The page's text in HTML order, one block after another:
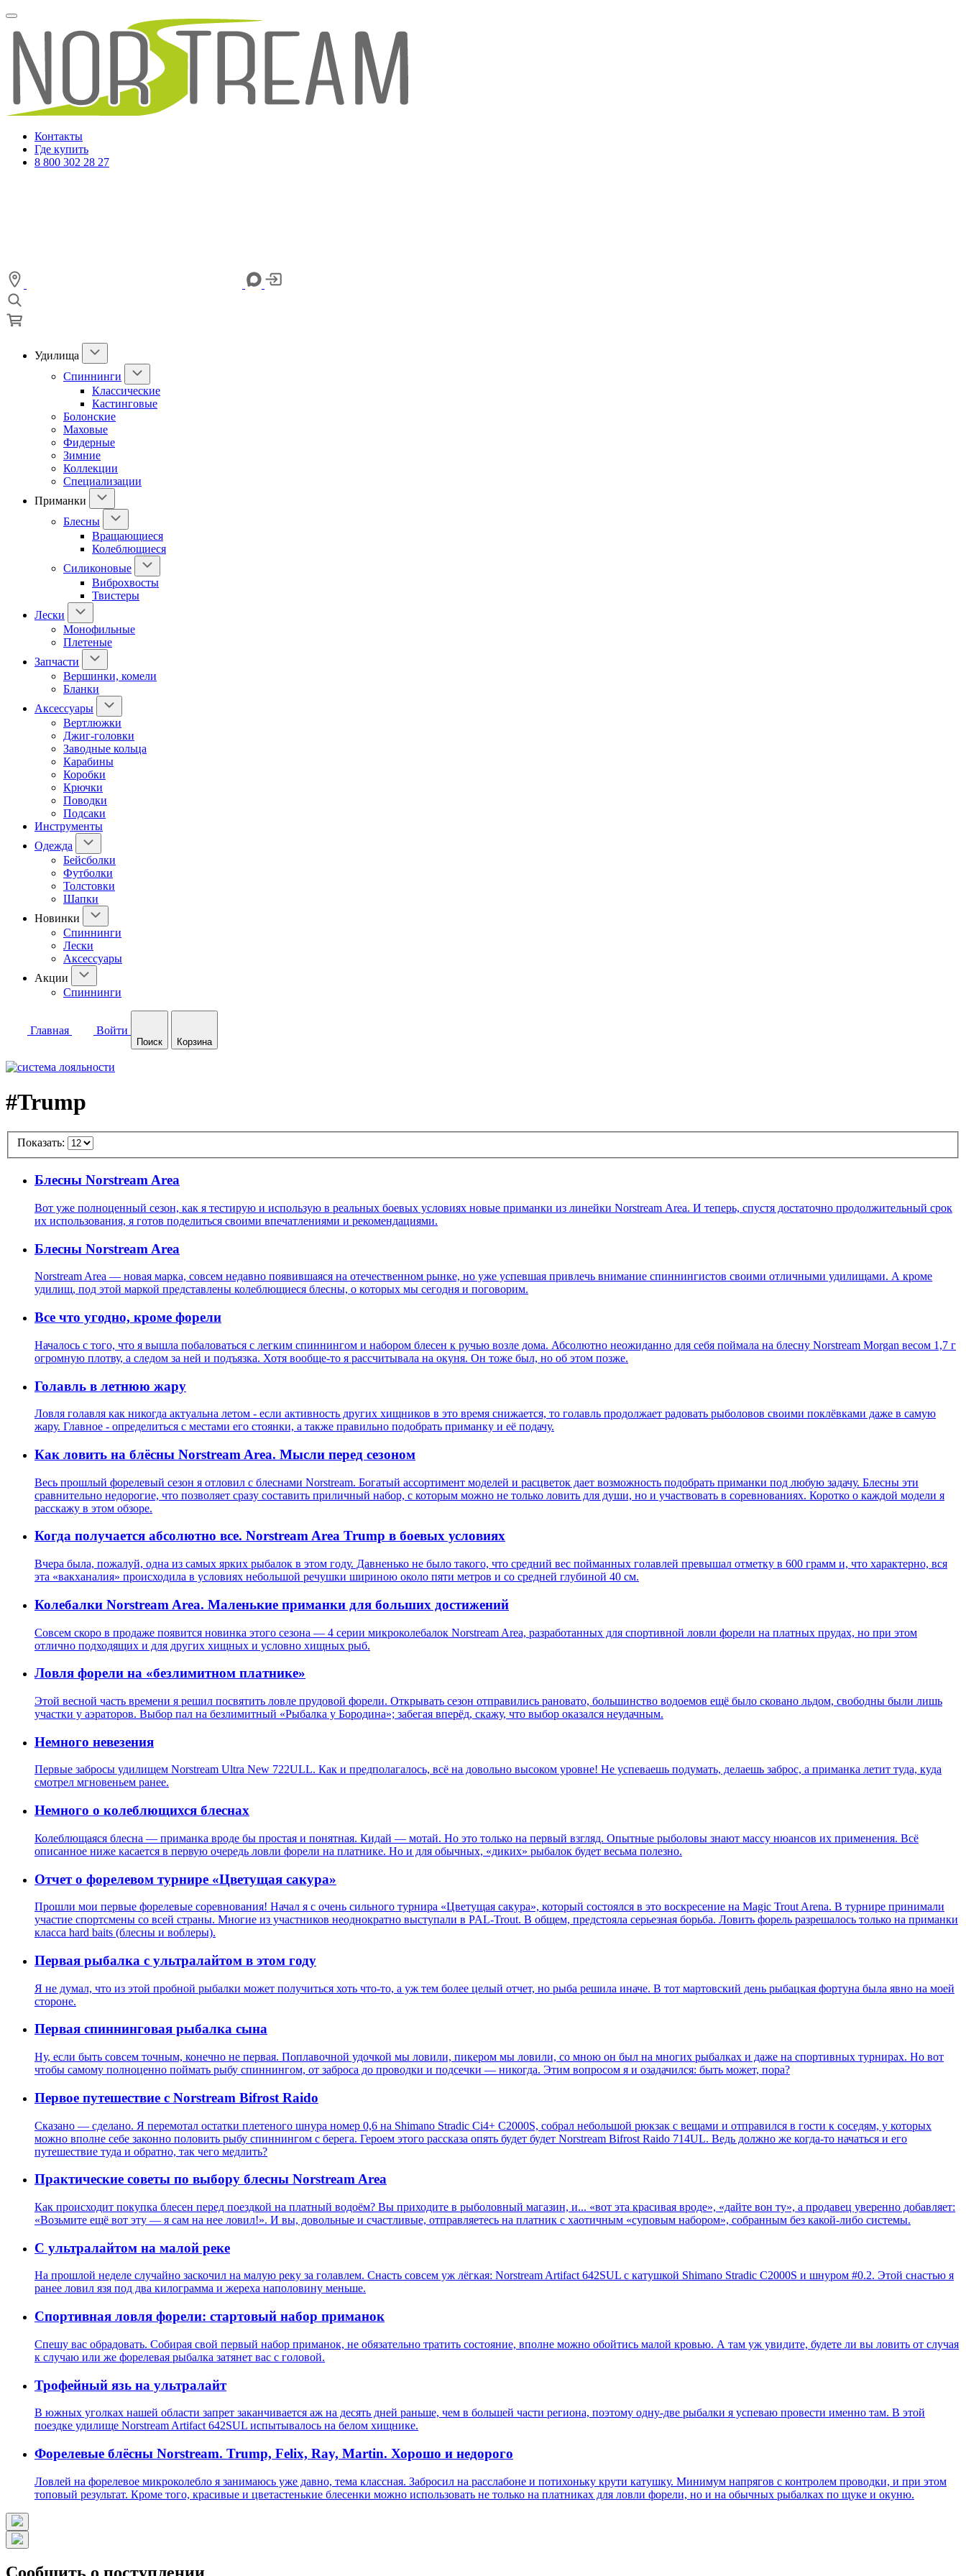
Контакты
Где купить
8 800 302 28 27
Удилища
Спиннинги
Классические
Кастинговые
Болонские
Маховые
Фидерные
Зимние
Коллекции
Специализации
Приманки
Блесны
Вращающиеся
Колеблющиеся
Силиконовые
Виброхвосты
Твистеры
Лески
Монофильные
Плетеные
Запчасти
Вершинки, комели
Бланки
Аксессуары
Вертлюжки
Джиг-головки
Заводные кольца
Карабины
Коробки
Крючки
Поводки
Подсаки
Инструменты
Одежда
Бейсболки
Футболки
Толстовки
Шапки
Новинки
Спиннинги
Лески
Аксессуары
Акции
Спиннинги
Главная Войти
Поиск Корзина
#Trump
Показать:
Блесны Norstream Area
Вот уже полноценный сезон, как я тестирую и использую в реальных боевых условиях новые приманки из линейки Norstream Area. И теперь, спустя достаточно продолжительный срок
их использования, я готов поделиться своими впечатлениями и рекомендациями.
Блесны Norstream Area
Norstream Area — новая марка, совсем недавно появившаяся на отечественном рынке, но уже успевшая привлечь внимание спиннингистов своими отличными удилищами. А кроме
удилищ, под этой маркой представлены колеблющиеся блесны, о которых мы сегодня и поговорим.
Все что угодно, кроме форели
Началось с того, что я вышла побаловаться с легким спиннингом и набором блесен к ручью возле дома. Абсолютно неожиданно для себя поймала на блесну Norstream Morgan весом 1,7 г
огромную плотву, а следом за ней и подъязка. Хотя вообще-то я рассчитывала на окуня. Он тоже был, но об этом позже.
Голавль в летнюю жару
Ловля голавля как никогда актуальна летом - если активность других хищников в это время снижается, то голавль продолжает радовать рыболовов своими поклёвками даже в самую
жару. Главное - определиться с местами его стоянки, а также правильно подобрать приманку и её подачу.
Как ловить на блёсны Norstream Area. Мысли перед сезоном
Весь прошлый форелевый сезон я отловил с блеснами Norstream. Богатый ассортимент моделей и расцветок дает возможность подобрать приманки под любую задачу. Блесны эти
сравнительно недорогие, что позволяет сразу составить приличный набор, с которым можно не только ловить для души, но и участвовать в соревнованиях. Коротко о каждой модели я
расскажу в этом обзоре.
Когда получается абсолютно все. Norstream Area Trump в боевых условиях
Вчера была, пожалуй, одна из самых ярких рыбалок в этом году. Давненько не было такого, что средний вес пойманных голавлей превышал отметку в 600 грамм и, что характерно, вся
эта «вакханалия» происходила в условиях небольшой речушки шириною около пяти метров и со средней глубиной 40 см.
Колебалки Norstream Area. Маленькие приманки для больших достижений
Совсем скоро в продаже появится новинка этого сезона — 4 серии микроколебалок Norstream Area, разработанных для спортивной ловли форели на платных прудах, но при этом
отлично подходящих и для других хищных и условно хищных рыб.
Ловля форели на «безлимитном платнике»
Этой весной часть времени я решил посвятить ловле прудовой форели. Открывать сезон отправились рановато, большинство водоемов ещё было сковано льдом, свободны были лишь
участки у аэраторов. Выбор пал на безлимитный «Рыбалка у Бородина»; забегая вперёд, скажу, что выбор оказался неудачным.
Немного невезения
Первые забросы удилищем Norstream Ultra New 722ULL. Как и предполагалось, всё на довольно высоком уровне! Не успеваешь подумать, делаешь заброс, а приманка летит туда, куда
смотрел мгновеньем ранее.
Немного о колеблющихся блеснах
Колеблющаяся блесна — приманка вроде бы простая и понятная. Кидай — мотай. Но это только на первый взгляд. Опытные рыболовы знают массу нюансов их применения. Всё
описанное ниже касается в первую очередь ловли форели на платнике. Но и для обычных, «диких» рыбалок будет весьма полезно.
Отчет о форелевом турнире «Цветущая сакура»
Прошли мои первые форелевые соревнования! Начал я с очень сильного турнира «Цветущая сакура», который состоялся в это воскресение на Magic Trout Arena. В турнире принимали
участие спортсмены со всей страны. Многие из участников неоднократно выступали в PAL-Trout. В общем, предстояла серьезная борьба. Ловить форель разрешалось только на приманки
класса hard baits (блесны и воблеры).
Первая рыбалка с ультралайтом в этом году
Я не думал, что из этой пробной рыбалки может получиться хоть что-то, а уж тем более целый отчет, но рыба решила иначе. В тот мартовский день рыбацкая фортуна была явно на моей
стороне.
Первая спиннинговая рыбалка сына
Ну, если быть совсем точным, конечно не первая. Поплавочной удочкой мы ловили, пикером мы ловили, со мною он был на многих рыбалках и даже на спортивных турнирах. Но вот
чтобы самому полноценно поймать рыбу спиннингом, от заброса до проводки и подсечки — никогда. Этим вопросом я и озадачился: быть может, пора?
Первое путешествие c Norstream Bifrost Raido
Сказано — сделано. Я перемотал остатки плетеного шнура номер 0,6 на Shimano Stradic Ci4+ C2000S, собрал небольшой рюкзак с вещами и отправился в гости к соседям, у которых
можно вполне себе законно половить рыбу спиннингом с берега. Героем этого рассказа опять будет будет Norstream Bifrost Raido 714UL. Ведь должно же когда-то начаться и его
путешествие туда и обратно, так чего медлить?
Практические советы по выбору блесны Norstream Area
Как происходит покупка блесен перед поездкой на платный водоём? Вы приходите в рыболовный магазин, и... «вот эта красивая вроде», «дайте вон ту», а продавец уверенно добавляет:
«Возьмите ещё вот эту — я сам на нее ловил!». И вы, довольные и счастливые, отправляетесь на платник с хаотичным «суповым набором», собранным без какой-либо системы.
С ультралайтом на малой реке
На прошлой неделе случайно заскочил на малую реку за голавлем. Снасть совсем уж лёгкая: Norstream Artifact 642SUL с катушкой Shimano Stradic C2000S и шнуром #0.2. Этой снастью я
ранее ловил язя под два килограмма и жереха наполовину меньше.
Спортивная ловля форели: стартовый набор приманок
Спешу вас обрадовать. Собирая свой первый набор приманок, не обязательно тратить состояние, вполне можно обойтись малой кровью. А там уж увидите, будете ли вы ловить от случая
к случаю или же форелевая рыбалка затянет вас с головой.
Трофейный язь на ультралайт
В южных уголках нашей области запрет заканчивается аж на десять дней раньше, чем в большей части региона, поэтому одну-две рыбалки я успеваю провести именно там. В этой
поездке удилище Norstream Artifact 642SUL испытывалось на белом хищнике.
Форелевые блёсны Norstream. Trump, Felix, Ray, Martin. Хорошо и недорого
Ловлей на форелевое микроколебло я занимаюсь уже давно, тема классная. Забросил на расслабоне и потихоньку крути катушку. Минимум напрягов с контролем проводки, и при этом
топовый результат. Кроме того, красивые и цветастенькие блесенки можно использовать не только на платниках для ловли форели, но и на обычных рыбалках по щуке и окуню.
Сообщить о поступлении